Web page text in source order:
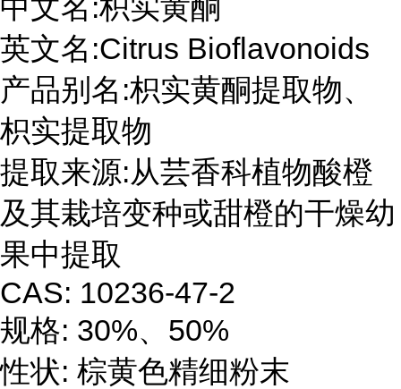
中文名 :枳实黄酮
英文名 :Citrus Bioflavonoids
产品别名 :枳实黄酮提取物、
枳实提取物
提取来源:从芸香科植物酸橙
及其栽培变种或甜橙的干燥幼
果中提取
CAS: 10236-47-2
规格: 30%、 50%
性状: 棕黄色精细粉末